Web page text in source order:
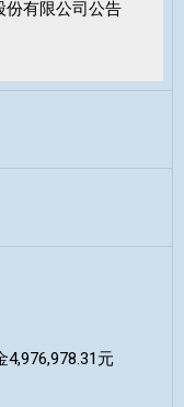
有限公司公告
元